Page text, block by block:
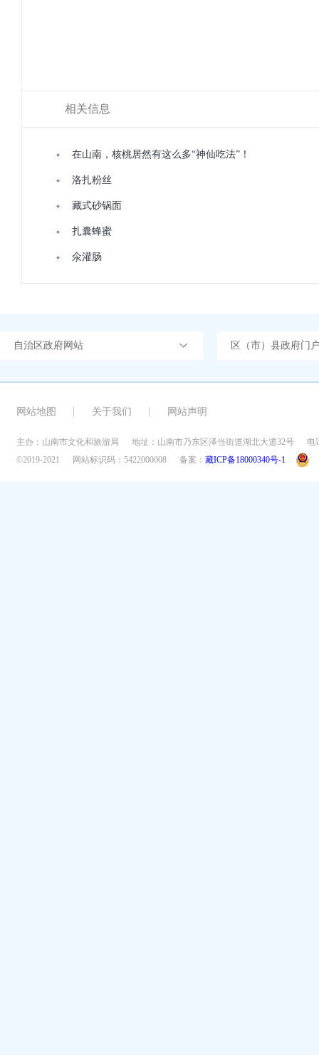
相关信息
在山南，核桃居然有这么多“神仙吃法”！
​洛扎粉丝
藏式砂锅面
扎囊蜂蜜
氽灌肠
自治区政府网站 区（市）县政府门
网站地图 关于我们 网站声明
主办：山南市文化和旅游局 地址：山南市乃东区泽当街道湖北大道32号
电
©2019-2021
网站标识码：5422000008 备案： 藏ICP备18000340号-1